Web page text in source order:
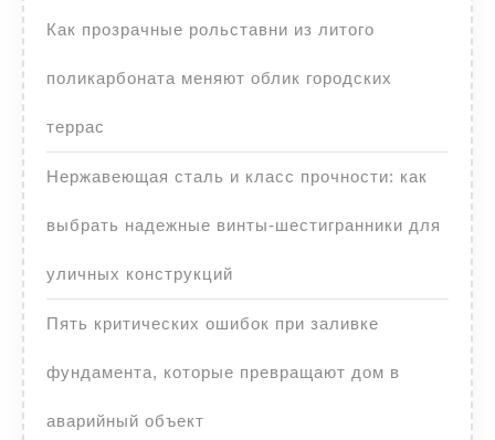
Как прозрачные рольставни из литого
поликарбоната меняют облик городских
террас
Нержавеющая сталь и класс прочности: как
выбрать надежные винты-шестигранники для
уличных конструкций
Пять критических ошибок при заливке
фундамента, которые превращают дом в
аварийный объект